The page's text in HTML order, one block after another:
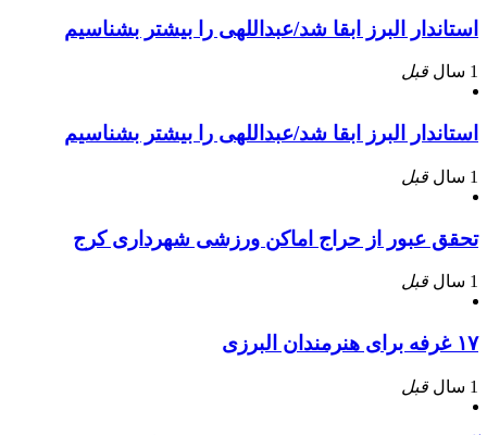
استاندار البرز ابقا شد/عبداللهی را بیشتر بشناسیم
1 سال قبل
استاندار البرز ابقا شد/عبداللهی را بیشتر بشناسیم
1 سال قبل
تحقق عبور از حراج اماکن ورزشی شهرداری کرج
1 سال قبل
۱۷ غرفه برای هنرمندان البرزی
1 سال قبل